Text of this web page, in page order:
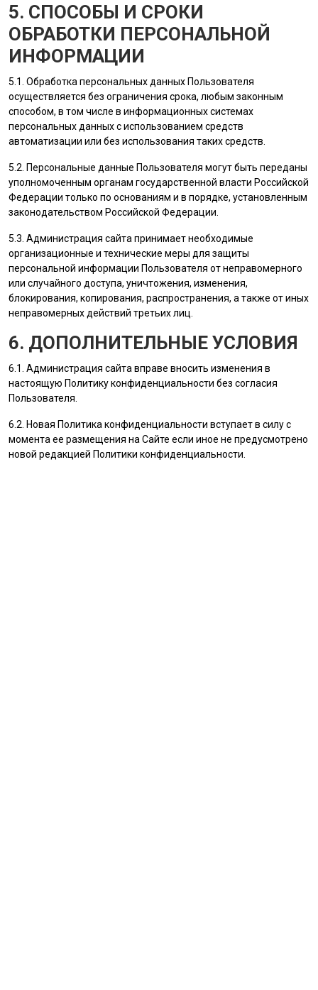
5. СПОСОБЫ И СРОКИ
ОБРАБОТКИ ПЕРСОНАЛЬНОЙ
ИНФОРМАЦИИ
5.1. Обработка персональных данных Пользователя
осуществляется без ограничения срока, любым законным
способом, в том числе в информационных системах
персональных данных с использованием средств
автоматизации или без использования таких средств.
5.2. Персональные данные Пользователя могут быть переданы
уполномоченным органам государственной власти Российской
Федерации только по основаниям и в порядке, установленным
законодательством Российской Федерации.
5.3. Администрация сайта принимает необходимые
организационные и технические меры для защиты
персональной информации Пользователя от неправомерного
или случайного доступа, уничтожения, изменения,
блокирования, копирования, распространения, а также от иных
неправомерных действий третьих лиц.
6. ДОПОЛНИТЕЛЬНЫЕ УСЛОВИЯ
6.1. Администрация сайта вправе вносить изменения в
настоящую Политику конфиденциальности без согласия
Пользователя
6.2. Новая Политика конфиденциальности вступает в силу с
момента ее размещения на Сайте если иное не предусмотрено
новой редакцией Политики конфиденциальности.